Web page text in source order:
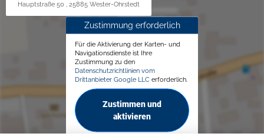
Hauptstraße 50 , 25885 Wester-Ohrstedt
Zustimmung erforderlich
Für die Aktivierung der Karten- und
Navigationsdienste ist Ihre
Zustimmung zu den
Datenschutzrichtlinien vom
Drittanbieter Google LLC erforderlich.
Zustimmen und
aktivieren